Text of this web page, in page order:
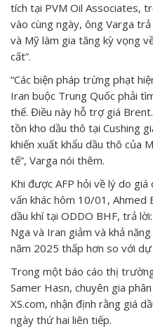
tích tại PVM Oil Associates,
vào cùng ngày, ông Varga
và Mỹ làm gia tăng kỳ vọng
cất”.
“Các biện pháp trừng phạt
Iran buộc Trung Quốc phải
thế. Điều này hỗ trợ giá
tồn kho dầu thô tại Cushing
khiến xuất khẩu dầu thô của
tế”, Varga nói thêm.
Khi được AFP hỏi về lý do
vấn khác hôm 10/01, Ahmed
dầu khí tại ODDO BHF, trả
Nga và Iran giảm và khả
năm 2025 thấp hơn so với dự
Trong một báo cáo thị
Samer Hasn, chuyên gia
XS.com, nhận định rằng giá
ngày thứ hai liên tiếp.